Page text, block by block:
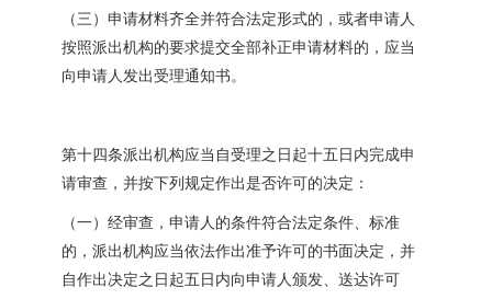
（三）申请材料齐全并符合法定形式的，或者申请人
按照派出机构的要求提交全部补正申请材料的，应当
向申请人发出受理通知书。
第十四条派出机构应当自受理之日起十五日内完成申
请审查，并按下列规定作出是否许可的决定：
（一）经审查，申请人的条件符合法定条件、标准
的，派出机构应当依法作出准予许可的书面决定，并
自作出决定之日起五日内向申请人颁发、送达许可